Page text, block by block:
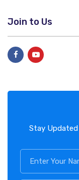
Join to Us
Stay